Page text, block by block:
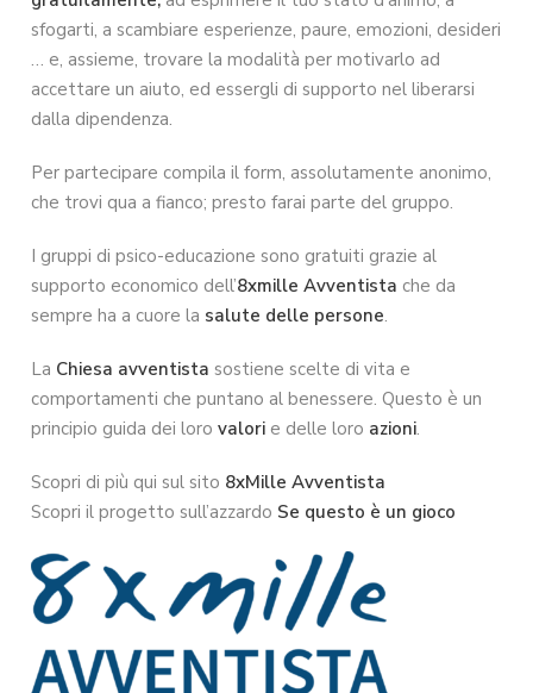
sfogarti, a scambiare esperienze, paure, emozioni, desideri
… e, assieme, trovare la modalità per motivarlo ad
accettare un aiuto, ed essergli di supporto nel liberarsi
dalla dipendenza.
Per partecipare compila il form, assolutamente anonimo,
che trovi qua a fianco; presto farai parte del gruppo.
I gruppi di psico-educazione sono gratuiti grazie al
supporto economico dell’8xmille Avventista che da
sempre ha a cuore la salute delle persone.
La Chiesa avventista sostiene scelte di vita e
comportamenti che puntano al benessere. Questo è un
principio guida dei lorovalori e delle loro azioni.
Scopri di più qui sul sito 8xMille Avventista
Scopri il progetto sull’azzardo Se questo è un gioco